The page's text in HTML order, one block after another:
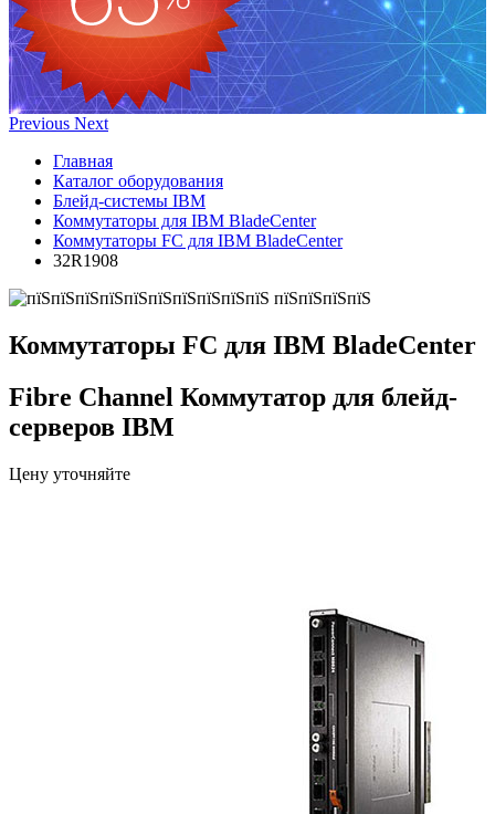
Previous Next
Главная
Каталог оборудования
Блейд-системы IBM
Коммутаторы для IBM BladeCenter
Коммутаторы FC для IBM BladeCenter
32R1908
Коммутаторы FC для IBM BladeCenter
Fibre Channel Коммутатор для блейд-
серверов IBM
Цену уточняйте